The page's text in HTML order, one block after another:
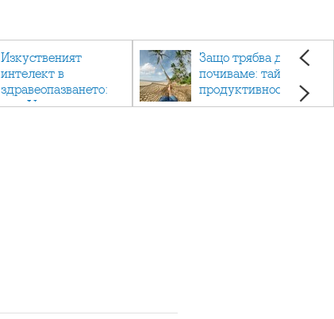
Изкуственият
интелект в
здравеопазването:
как AI променя
Защо трябва да си
почиваме: тайната на
продуктивността,
здравето и добрия